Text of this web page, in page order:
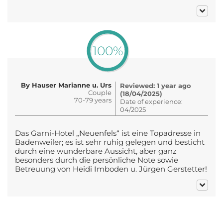
100%
By Hauser Marianne u. Urs
Couple
70-79 years
Reviewed: 1 year ago
(18/04/2025)
Date of experience:
04/2025
Das Garni-Hotel „Neuenfels“ ist eine Topadresse in
Badenweiler; es ist sehr ruhig gelegen und besticht
durch eine wunderbare Aussicht, aber ganz
besonders durch die persönliche Note sowie
Betreuung von Heidi Imboden u. Jürgen Gerstetter!